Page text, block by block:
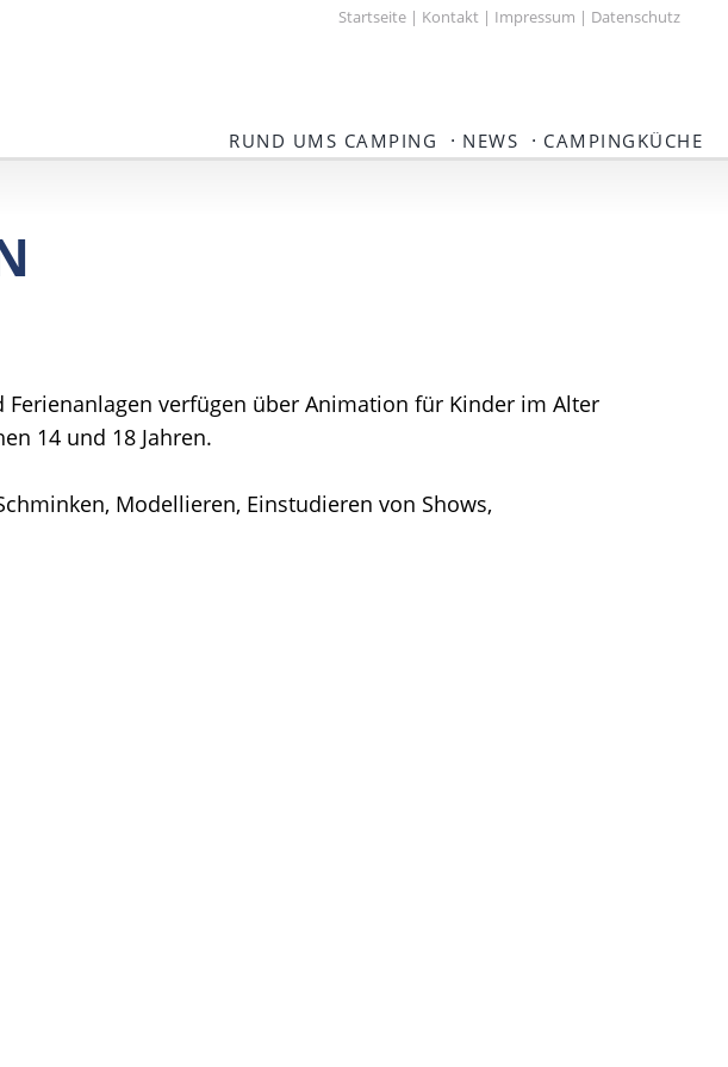
Startseite | Kontakt | Impressum | Datenschutz
CAMPINGKÜCHE
NEWS ·
RUND UMS CAMPING ·
verfügen über Animation für Kinder im Alter
14 und 18 Jahren.
Modellieren, Einstudieren von Shows,